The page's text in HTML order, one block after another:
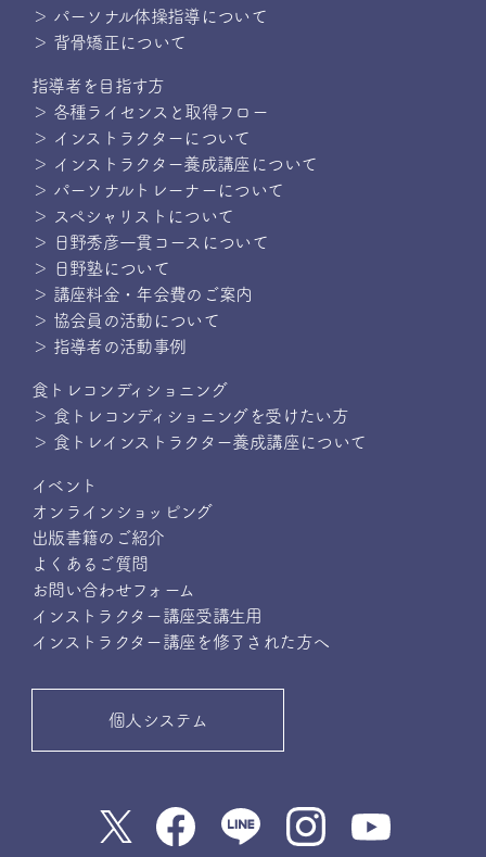
＞ パーソナル体操指導について
＞ 背骨矯正について
指導者を目指す方
＞ 各種ライセンスと取得フロー
＞ インストラクターについて
＞ インストラクター養成講座について
＞ パーソナルトレーナーについて
＞ スペシャリストについて
＞ 日野秀彦一貫コースについて
＞ 日野塾について
＞ 講座料金・年会費のご案内
＞ 協会員の活動について
＞ 指導者の活動事例
食トレコンディショニング
＞ 食トレコンディショニングを受けたい方
＞ 食トレインストラクター養成講座について
イベント
オンラインショッピング
出版書籍のご紹介
よくあるご質問
お問い合わせフォーム
インストラクター講座受講生用
インストラクター講座を修了された方へ
個人システム